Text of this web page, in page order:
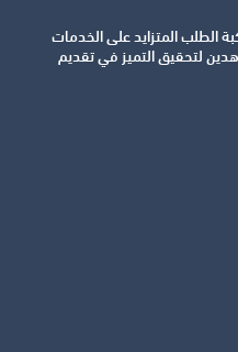
الطلب المتزايد على الخدمات
لتحقيق التميز في تقديم